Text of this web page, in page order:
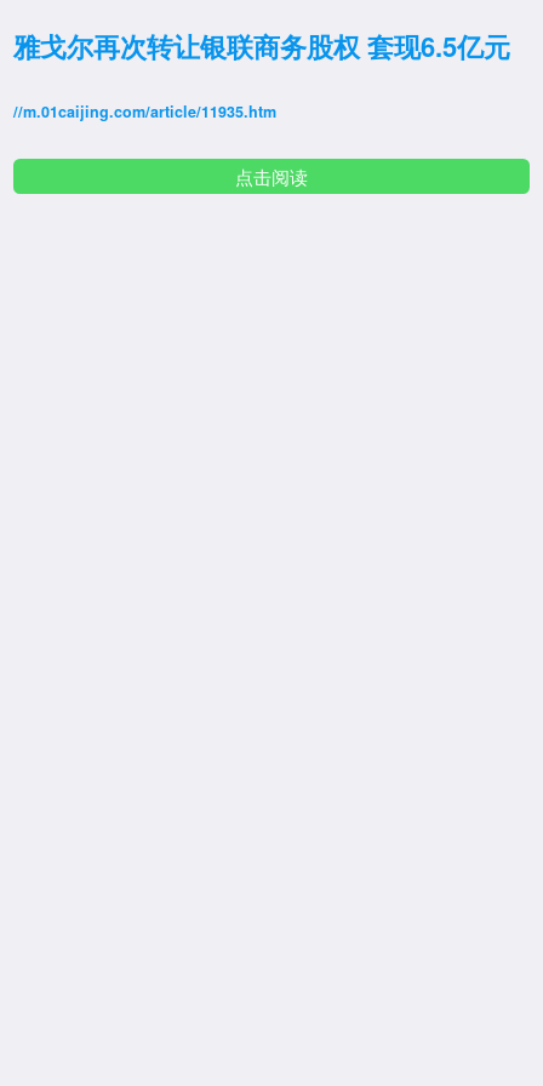
雅戈尔再次转让银联商务股权 套现6.5亿元
//m.01caijing.com/article/11935.htm
点击阅读